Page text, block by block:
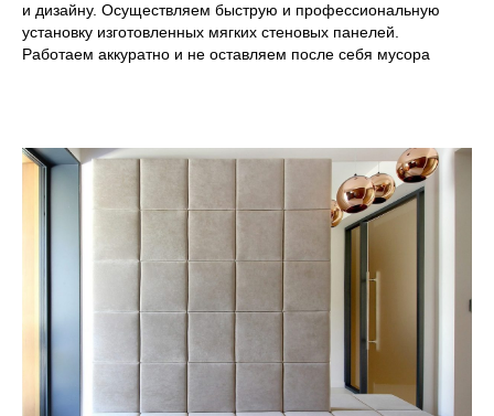
и дизайну. Осуществляем быструю и профессиональную
установку изготовленных мягких стеновых панелей.
Работаем аккуратно и не оставляем после себя мусора